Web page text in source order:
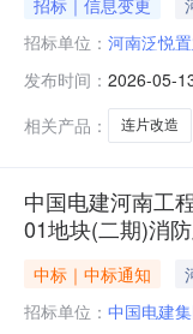
招标｜信息变更
招标单位： 河南泛悦
发布时间： 2026-05-
相关产品：
连片改造
中国电建河南工
01地块(二期)消
中标｜中标通知
招标单位： 中国电建